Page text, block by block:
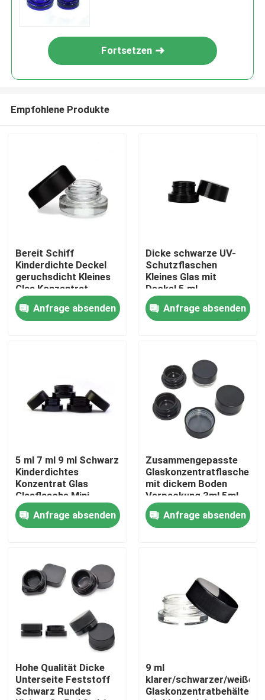
Produkte
Über uns
Fabrik-Ausflug
Treten Sie mit uns in Verbindung
Nachrichten
Fordern Sie ein Zitat
Glaskonzentrat-Gläser
Fortsetzen
Empfohlene Produkte
Bereit Schiff
Kinderdichte Deckel
geruchsdicht Kleines
Glas Konzentrat
Blumenöl Gläser
Großhandel
Anfrage absenden
Dicke schwarze UV-
Schutzflaschen
Kleines Glas mit
Deckel 5 ml
Konzentratflaschen
Anfrage absenden
5 ml 7 ml 9 ml Schwarz
Kinderdichtes
Konzentrat Glas
Glasflasche Mini-
Creme Flaschen
Kosmetik Schwarze
Behälter Flaschen mit
Anfrage absenden
Zusammengepasste
Glaskonzentratflasche
mit dickem Boden
Verpackung 3ml 5ml
7ml 9ml 15ml
Kindersicher
Anfrage absenden
Hohe Qualität Dicke
Unterseite Feststoff
Schwarz Rundes
9 ml
klarer/schwarzer/weißer
Glaskonzentratbehälter